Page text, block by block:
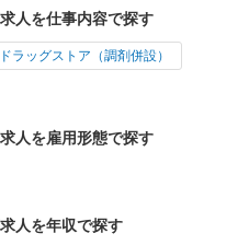
人を仕事内容で探す
ドラッグストア（調剤併設）
人を雇用形態で探す
人を年収で探す